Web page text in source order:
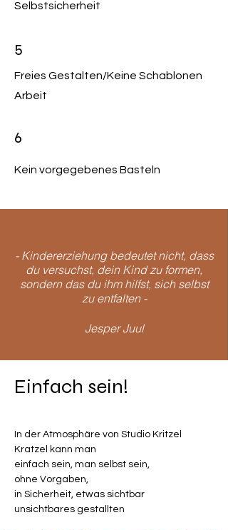
Selbstsicherheit
5
Freies Gestalten/Keine Schablonen
Arbeit
6
Kein vorgegebenes Basteln
- Kindererziehung bedeutet nicht, dass
du versuchst, dein Kind zu formen,
sondern das du ihm hilfst, sich selbst
zu entfalten -
Jesper Juul
Einfach sein!
In der Atmosphäre von Studio Kritzel
Kratzel kann man
einfach sein, man selbst sein,
ohne Vorgaben,
in Sicherheit, etwas sichtbar
unsichtbares gestallten